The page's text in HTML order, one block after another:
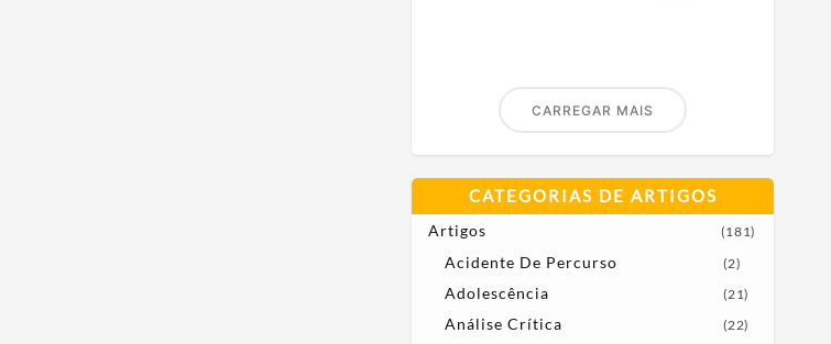
CARREGAR MAIS
CATEGORIAS DE ARTIGOS
Artigos (181)
Acidente De Percurso (2)
Adolescência (21)
Análise Crítica (22)